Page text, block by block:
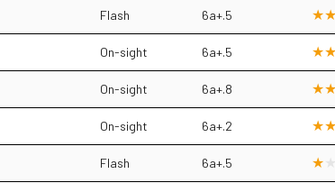
Flash 6a+.5
On-sight 6a+.5
On-sight 6a+.8
On-sight 6a+.2
Flash 6a+.5